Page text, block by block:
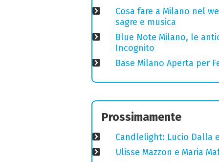
Cosa fare a Milano nel
sagre e musica
Blue Note Milano, le
Incognito
Base Milano Aperta per
Prossimamente
Candlelight: Lucio Dalla
Ulisse Mazzon e Maria